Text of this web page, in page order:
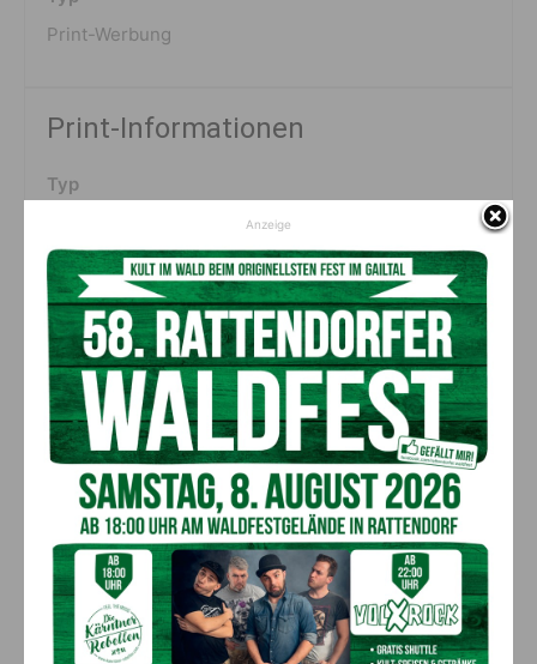
Print-Werbung
Print-Informationen
Typ
Erscheinungsgebiet(e)
Gail,- Gitsch,- Lesachtal, Weißensee, Bad Bleiberg
Erscheinungsdatum
6./7.Mai 2026
Format
1/1 Seite PR
Auflage
11.500
Anzeige